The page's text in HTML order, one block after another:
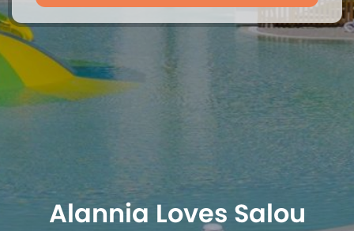
Alannia Loves Salou